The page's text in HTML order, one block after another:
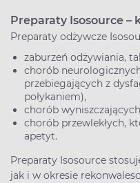
Preparaty Isosource –
Preparaty odżywcze
zaburzeń odżywiania,
chorób
przebiegających z
połykaniem),
chorób
chorób przewlekłych,
apetyt.
Preparaty Isosource
jak i w okresie